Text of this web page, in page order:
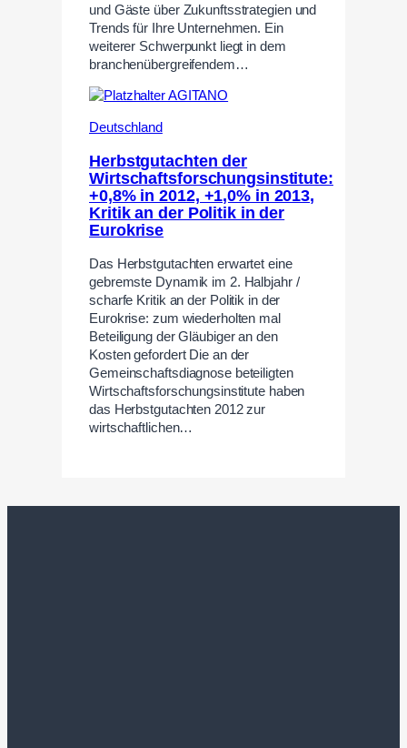
und Gäste über Zukunftsstrategien und
Trends für Ihre Unternehmen. Ein
weiterer Schwerpunkt liegt in dem
branchenübergreifendem…
Deutschland
Herbstgutachten der
Wirtschaftsforschungsinstitute:
+0,8% in 2012, +1,0% in 2013,
Kritik an der Politik in der
Eurokrise
Das Herbstgutachten erwartet eine
gebremste Dynamik im 2. Halbjahr /
scharfe Kritik an der Politik in der
Eurokrise: zum wiederholten mal
Beteiligung der Gläubiger an den
Kosten gefordert Die an der
Gemeinschaftsdiagnose beteiligten
Wirtschaftsforschungsinstitute haben
das Herbstgutachten 2012 zur
wirtschaftlichen…